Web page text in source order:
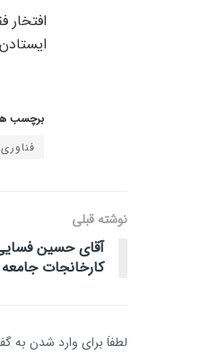
برچسب
نوشته قبلی
آقای حسین
کارخانجات
لطفاَ برای وارد شدن به